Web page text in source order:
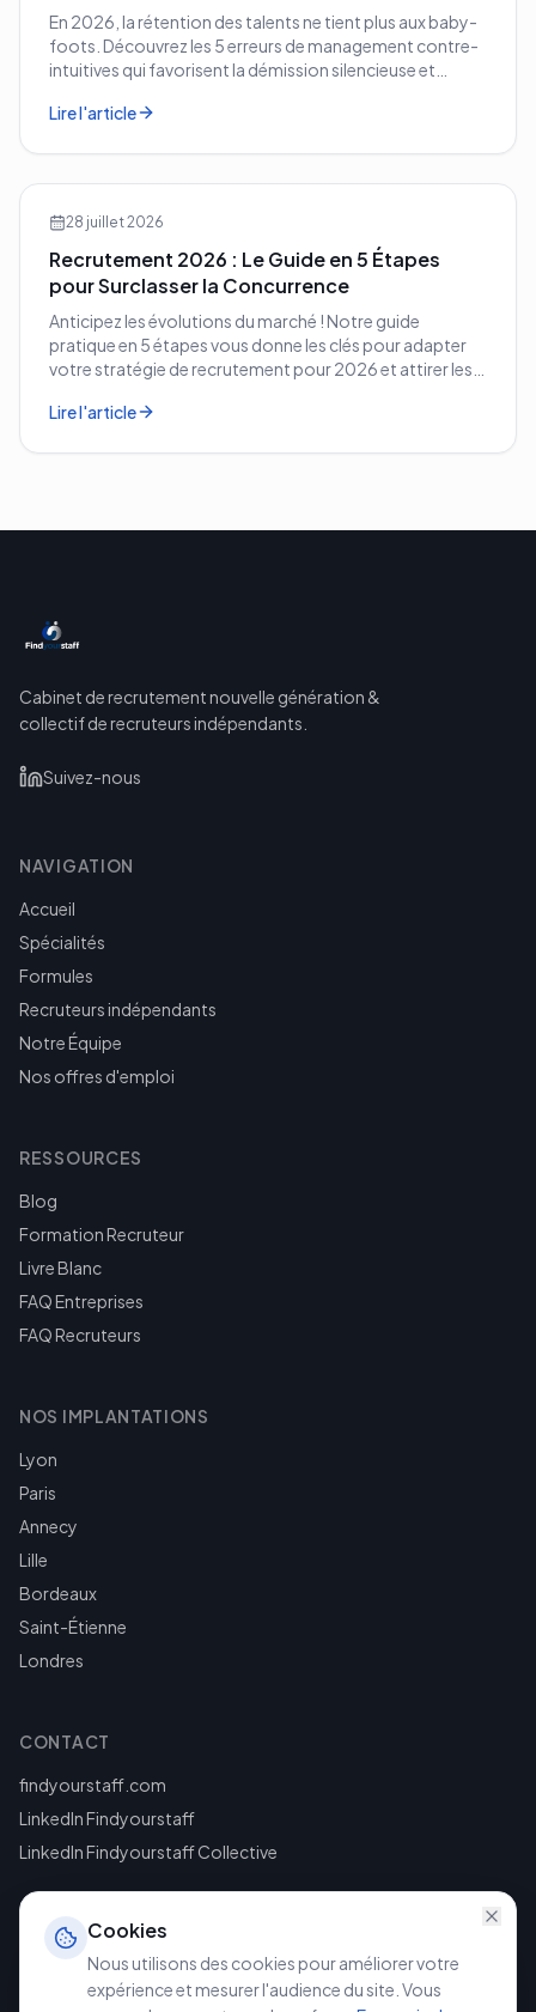
En 2026, la rétention des talents ne tient plus aux baby-
foots. Découvrez les 5 erreurs de management contre-
intuitives qui favorisent la démission silencieuse et
Lire l'article
28 juillet 2026
Recrutement 2026 : Le Guide en 5 Étapes
pour Surclasser la Concurrence
Anticipez les évolutions du marché ! Notre guide
pratique en 5 étapes vous donne les clés pour adapter
votre stratégie de recrutement pour 2026 et attirer les
Lire l'article
Cabinet de recrutement nouvelle génération &
collectif de recruteurs indépendants.
Suivez-nous
NAVIGATION
Accueil
Spécialités
Formules
Recruteurs indépendants
Notre Équipe
Nos offres d'emploi
RESSOURCES
Blog
Formation Recruteur
Livre Blanc
FAQ Entreprises
FAQ Recruteurs
NOS IMPLANTATIONS
Lyon
Paris
Annecy
Lille
Bordeaux
Saint-Étienne
Londres
CONTACT
findyourstaff.com
LinkedIn Findyourstaff
LinkedIn Findyourstaff Collective
Cookies
Nous utilisons des cookies pour améliorer votre
expérience et mesurer l'audience du site. Vous